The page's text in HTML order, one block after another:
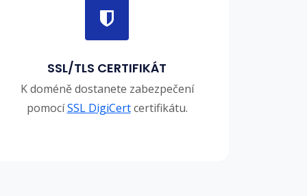
SSL/TLS CERTIFIKÁT
K doméně dostanete zabezpečení
pomocíSSL DigiCertcertifikátu.